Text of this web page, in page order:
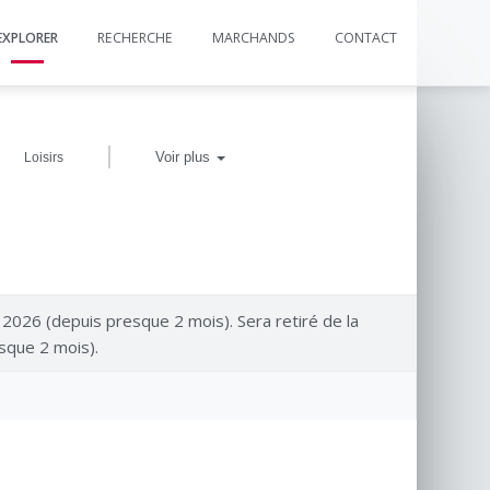
RECHERCHE MARCHANDS CONTACT
Loisirs | Voir plus
(depuis presque 2 mois). Sera retiré de la
2 mois).